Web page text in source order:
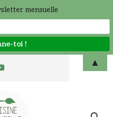
Search
mensuelle
▲